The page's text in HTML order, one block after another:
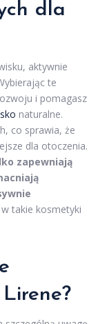
dla
aktywnie
te
i pomagasz
naturalne.
co sprawia, że
dla otoczenia.
zapewniają
takie kosmetyki